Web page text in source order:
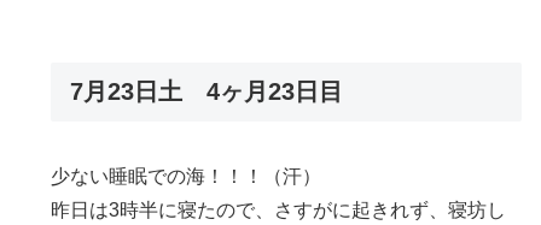
7月23日土 4ヶ月23日目
少ない睡眠での海！！！（汗）
昨日は3時半に寝たので、さすがに起きれず、寝坊し